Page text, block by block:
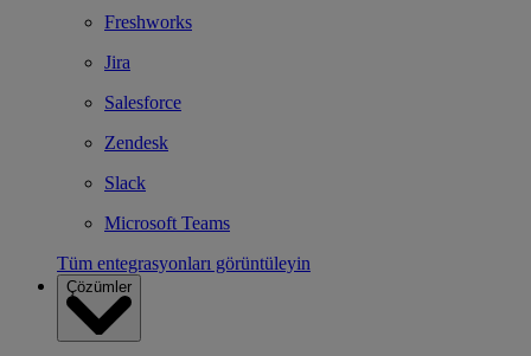
Freshworks
Jira
Salesforce
Zendesk
Slack
Microsoft Teams
Tüm entegrasyonları görüntüleyin
Çözümler